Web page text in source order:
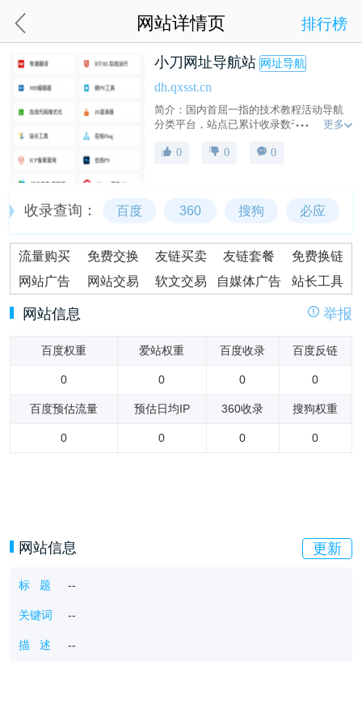
网站详情页 排行榜
小刀网址导航站 网址导航
dh.qxsst.cn
简介：国内首屈一指的技术教程活动导航
分类平台，站点已累计收录数千网站，累
满足用户随时查阅最全面最权威的文章资
更多
0 0 0
收录查询： 百度 360 搜狗 必应
流量购买 免费交换 友链买卖 友链套餐
免费换链
网站广告
网站交易 软文交易 自媒体广告 站长工具
网站信息 举报
百度权重 爱站权重 百度收录 百度反链
0 0 0 0
百度预估流量 预估日均IP 360收录 搜狗权重
0 0 0 0
网站信息 更新
标 题 --
关键词 --
描 述 --